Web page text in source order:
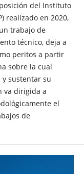
del Instituto
realizado en 2020,
trabajo de
técnico, deja a
peritos a partir
sobre la cual
sustentar su
va dirigida a
el
de